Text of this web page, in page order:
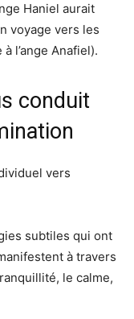
Haniel aurait
voyage vers les
l’ange Anafiel).
conduit
vers
subtiles qui ont
à travers
le calme,